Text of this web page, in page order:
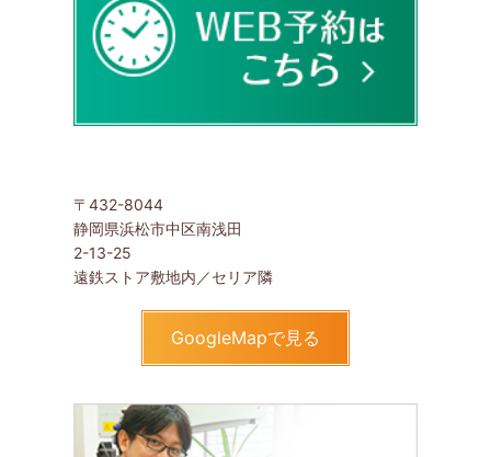
〒432-8044
静岡県浜松市中区南浅田
2-13-25
遠鉄ストア敷地内／セリア隣
GoogleMapで見る